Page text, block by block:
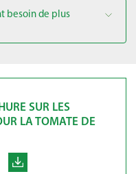
besoin de plus
SUR LES
LA TOMATE DE